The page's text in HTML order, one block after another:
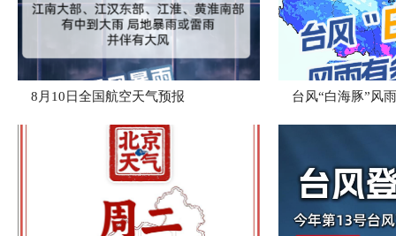
8月10日全国航空天气预报 台风“白海豚”风